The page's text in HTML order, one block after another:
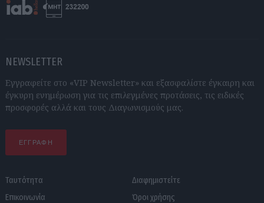
NEWSLETTER
Εγγραφείτε στο «VIP Newsletter» και εξασφαλίστε έγκαιρη και
έγκυρη ενημέρωση για τις επιλεγμένες προτάσεις, τις ειδικές
προσφορές αλλά και τους Διαγωνισμούς μας.
ΕΓΓΡΑΦΗ
Ταυτότητα
Επικοινωνία
Διαφημιστείτε
Όροι χρήσης